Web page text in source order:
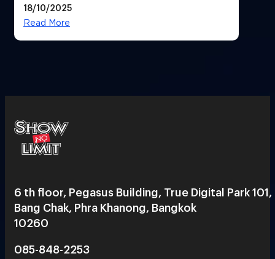
สวยฉ่ำ !
18/10/2025
Read More
6 th floor, Pegasus Building, True Digital Park 101,
Bang Chak, Phra Khanong, Bangkok
10260
085-848-2253